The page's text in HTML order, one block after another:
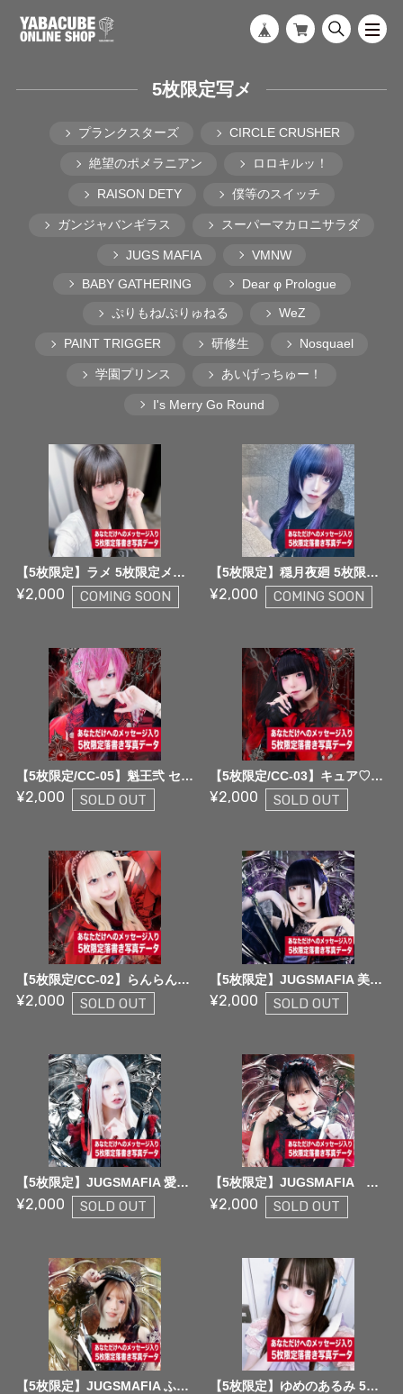
5枚限定写メ
プランクスターズ CIRCLE CRUSHER
絶望のポメラニアン ロロキルッ！
RAISON DETY 僕等のスイッチ
ガンジャバンギラス スーパーマカロニサラダ
JUGS MAFIA
VMNW
BABY GATHERING
Dear φ Prologue
ぷりもね/ぷりゅねる
WeZ
PAINT TRIGGER 研修生 Nosquael
学園プリンス あいげっちゅー！
I's Merry Go Round
【5枚限定】ラメ 5枚限定メッセージ落書き写真データ【¥2,000】
¥2,000 COMING SOON
【5枚限定】穏月夜廻 5枚限定メッセージ落書き写真データ【¥2,000】
¥2,000 COMING SOON
【5枚限定/CC-05】魁王弐 セゐ 5枚限定メッセージ落書き写真データ【¥2,000】
¥2,000 SOLD OUT
【5枚限定/CC-03】キュア♡りるリール 5枚限定メッセージ落書き写真データ【¥2,000】
¥2,000 SOLD OUT
【5枚限定/CC-02】らんらん世界.com 5枚限定メッセージ落書き写真データ【¥2,000】
¥2,000 SOLD OUT
【5枚限定】JUGSMAFIA 美神ナオカ 5枚限定メッセージ落書き写真データ【¥2,000】
¥2,000 SOLD OUT
【5枚限定】JUGSMAFIA 愛編姫 5枚限定メッセージ落書き写真データ【¥2,000】
¥2,000 SOLD OUT
【5枚限定】JUGSMAFIA 橘あさひ 5枚限定メッセージ落書き写真データ【¥2,000】
¥2,000 SOLD OUT
【5枚限定】JUGSMAFIA ふんわりれいな 5枚限定メッセージ落書き写真データ【¥2,000】 【5枚限定】ゆめのあるみ 5枚限定メッセージ落書き写真データ【¥2,000】